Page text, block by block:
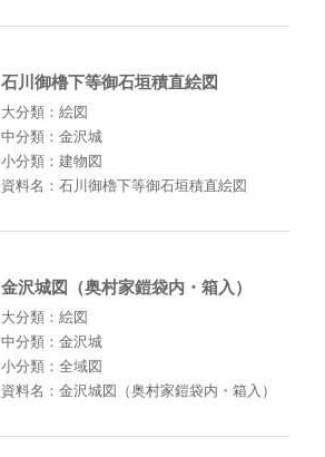
石川御櫓下等御石垣積直絵図
大分類：絵図
中分類：金沢城
小分類：建物図
資料名：石川御櫓下等御石垣積直絵図
金沢城図（奥村家鎧袋内・箱入）
大分類：絵図
中分類：金沢城
小分類：全域図
資料名：金沢城図（奥村家鎧袋内・箱入）